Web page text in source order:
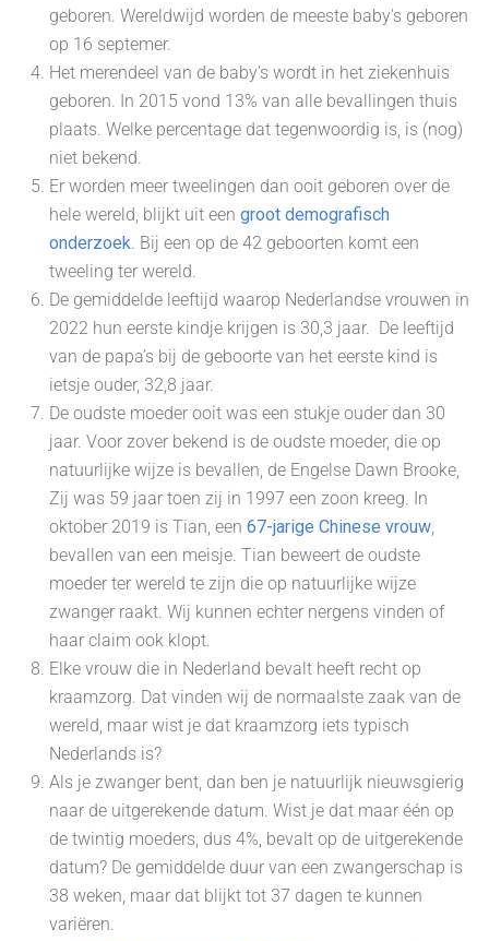
geboren. Wereldwijd worden de meeste baby's geboren
op 16 septemer.
Het merendeel van de baby’s wordt in het ziekenhuis
geboren. In 2015 vond 13% van alle bevallingen thuis
plaats. Welke percentage dat tegenwoordig is, is (nog)
niet bekend.
Er worden meer tweelingen dan ooit geboren over de
hele wereld, blijkt uit een groot demografisch
onderzoek. Bij een op de 42 geboorten komt een
tweeling ter wereld.
De gemiddelde leeftijd waarop Nederlandse vrouwen in
2022 hun eerste kindje krijgen is 30,3 jaar. De leeftijd
van de papa’s bij de geboorte van het eerste kind is
ietsje ouder, 32,8 jaar.
De oudste moeder ooit was een stukje ouder dan 30
jaar. Voor zover bekend is de oudste moeder, die op
natuurlijke wijze is bevallen, de Engelse Dawn Brooke,
Zij was 59 jaar toen zij in 1997 een zoon kreeg. In
oktober 2019 is Tian, een 67-jarige Chinese vrouw,
bevallen van een meisje. Tian beweert de oudste
moeder ter wereld te zijn die op natuurlijke wijze
zwanger raakt. Wij kunnen echter nergens vinden of
haar claim ook klopt.
Elke vrouw die in Nederland bevalt heeft recht op
kraamzorg. Dat vinden wij de normaalste zaak van de
wereld, maar wist je dat kraamzorg iets typisch
Nederlands is?
Als je zwanger bent, dan ben je natuurlijk nieuwsgierig
naar de uitgerekende datum. Wist je dat maar één op
de twintig moeders, dus 4%, bevalt op de uitgerekende
datum? De gemiddelde duur van een zwangerschap is
38 weken, maar dat blijkt tot 37 dagen te kunnen
variëren.